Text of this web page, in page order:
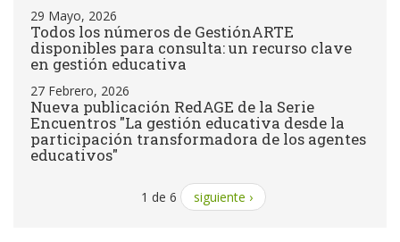
29 Mayo, 2026
Todos los números de GestiónARTE
disponibles para consulta: un recurso clave
en gestión educativa
27 Febrero, 2026
Nueva publicación RedAGE de la Serie
Encuentros "La gestión educativa desde la
participación transformadora de los agentes
educativos"
1 de 6 siguiente ›